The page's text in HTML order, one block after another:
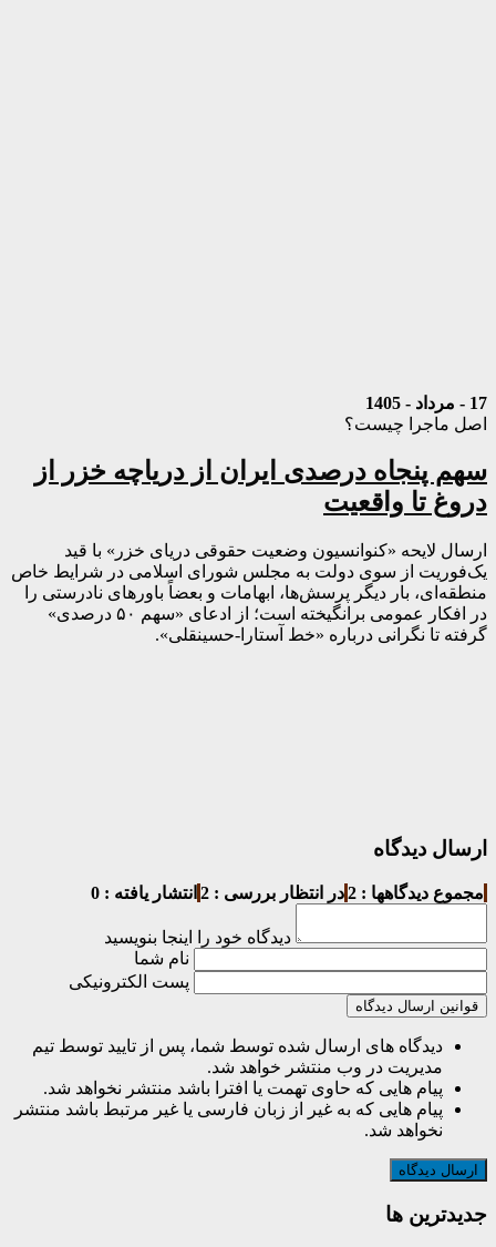
17 - مرداد - 1405
اصل ماجرا چیست؟
سهم پنجاه درصدی ایران از دریاچه خزر از
دروغ تا واقعیت
ارسال لایحه «کنوانسیون وضعیت حقوقی دریای خزر» با قید
یک‌فوریت از سوی دولت به مجلس شورای اسلامی در شرایط خاص
منطقه‌ای، بار دیگر پرسش‌ها، ابهامات و بعضاً باورهای نادرستی را
در افکار عمومی برانگیخته است؛ از ادعای «سهم ۵۰ درصدی»
گرفته تا نگرانی درباره «خط آستارا-حسینقلی».
ارسال دیدگاه
مجموع دیدگاهها : 2 در انتظار بررسی : 2 انتشار یافته : 0
دیدگاه خود را اینجا بنویسید
نام شما
پست الکترونیکی
قوانین ارسال دیدگاه
دیدگاه های ارسال شده توسط شما، پس از تایید توسط تیم
مدیریت در وب منتشر خواهد شد.
پیام هایی که حاوی تهمت یا افترا باشد منتشر نخواهد شد.
پیام هایی که به غیر از زبان فارسی یا غیر مرتبط باشد منتشر
نخواهد شد.
جديدترين ها